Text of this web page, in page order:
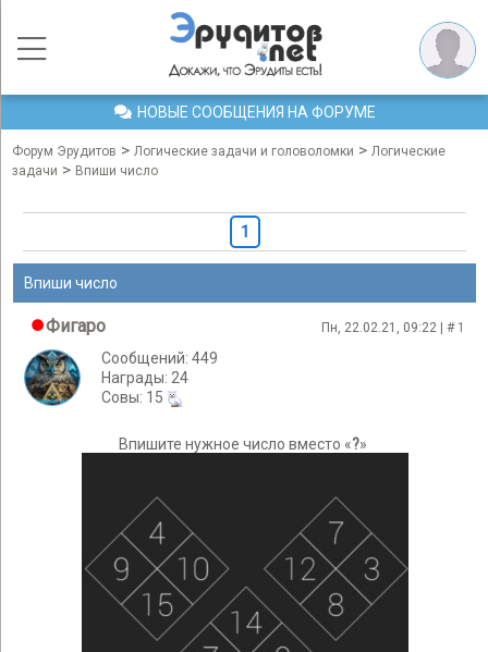
НОВЫЕ СООБЩЕНИЯ НА ФОРУМЕ
Форум Эрудитов > Логические задачи и головоломки > Логические
задачи > Впиши число
1
Впиши число
Фигаро Пн, 22.02.21, 09:22 | # 1
Сообщений: 449
Награды: 24
Cовы: 15
Впишите нужное число вместо «?»